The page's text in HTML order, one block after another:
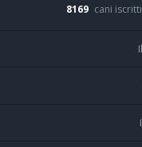
8169 cani iscritti